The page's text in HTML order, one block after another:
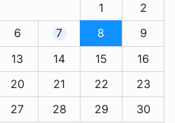
1
2
6 7 8
9
13 14 15
16
20 21 22
23
27 28 29
30